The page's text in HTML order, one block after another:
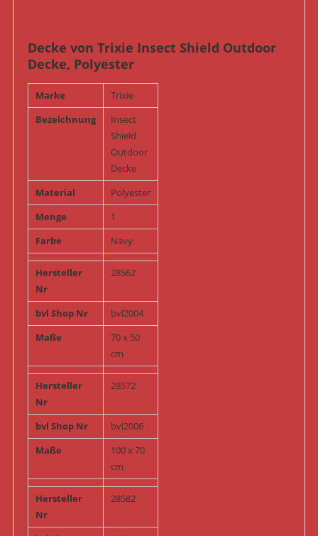
Decke von Trixie Insect Shield Outdoor
Decke, Polyester
Marke
Trixie
Bezeichnung
Insect
Shield
Outdoor
Decke
Material
Polyester
Menge
1
Farbe
Navy
Hersteller
Nr
28562
bvl Shop Nr
bvl2004
Maße
70 x 50
cm
Hersteller
Nr
28572
bvl Shop Nr
bvl2006
Maße
100 x 70
cm
Hersteller
Nr
28582